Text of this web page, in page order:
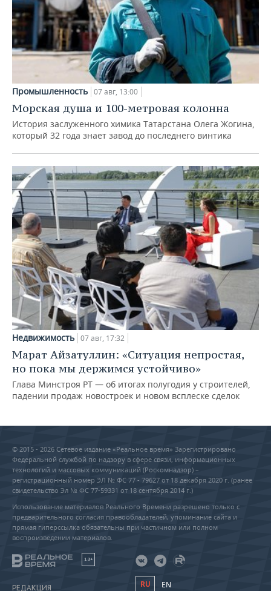
Промышленность 07 авг, 13:00
Морская душа и 100-метровая колонна
История заслуженного химика Татарстана Олега Жогина,
который 32 года знает завод до последнего винтика
Недвижимость 07 авг, 17:32
Марат Айзатуллин: «Ситуация непростая,
но пока мы держимся устойчиво»
Глава Минстроя РТ — об итогах полугодия у строителей,
падении продаж новостроек и новом всплеске сделок
© 2015 - 2026 Сетевое издание «Реальное время» Зарегистрировано
Федеральной службой по надзору в сфере связи, информационных
технологий и массовых коммуникаций (Роскомнадзор) –
регистрационный номер ЭЛ № ФС 77 - 79627 от 18 декабря 2020 г. (ранее
свидетельство Эл № ФС 77-59331 от 18 сентября 2014 г.)
Использование материалов Реального Времени разрешено только с
предварительного согласия правообладателей, упоминание сайта и
прямая гиперссылка обязательны при частичном или полном
воспроизведении материалов.
18+
РЕДАКЦИЯ RU EN